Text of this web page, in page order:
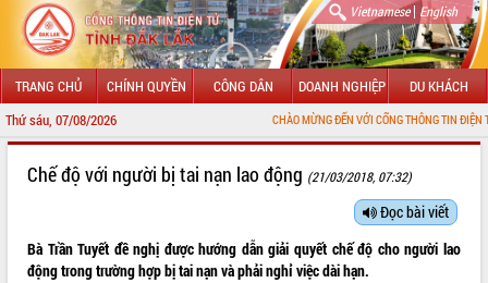
Vietnamese| English
TRANG CHỦ CHÍNH QUYỀN CÔNG DÂN DOANH NGHIỆP DU KHÁCH
Thứ sáu, 07/08/2026 CHÀO MỪNG ĐẾN VỚI CỔNG THÔNG TIN ĐIỆN TỬ TỈNH ĐẮK LẮK
TIN TỨC SỰ KIỆN
Chế độ với người bị tai nạn lao động (21/03/2018, 07:32)
Đọc bài viết
Bà Trần Tuyết đề nghị được hướng dẫn giải quyết chế độ cho người lao
động trong trường hợp bị tai nạn và phải nghỉ việc dài hạn.